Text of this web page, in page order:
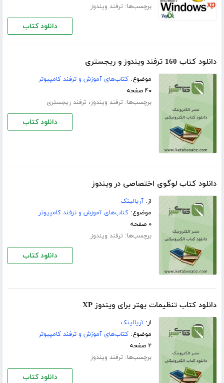
برچسب‌ها: ترفند ویندوز
دانلود کتاب
دانلود کتاب 160 ترفند ویندوز و ریجستری
موضوع:کتاب‌های آموزش و ترفند کامپیوتر
۴۰ صفحه
برچسب‌ها: ترفند ویندوز، ترفند ریجستری
دانلود کتاب
دانلود کتاب لوگوی اختصاصی در ویندوز
از:آریالینک
موضوع:کتاب‌های آموزش و ترفند کامپیوتر
۰ صفحه
برچسب‌ها: ترفند ویندوز
دانلود کتاب
دانلود کتاب تنظیمات بهتر برای ویندوز XP
از:آریالینک
موضوع:کتاب‌های آموزش و ترفند کامپیوتر
۲ صفحه
برچسب‌ها: ترفند ویندوز
دانلود کتاب